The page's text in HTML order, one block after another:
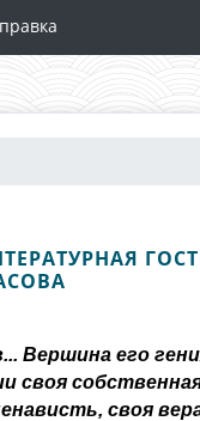
Вершина его
своя
своя